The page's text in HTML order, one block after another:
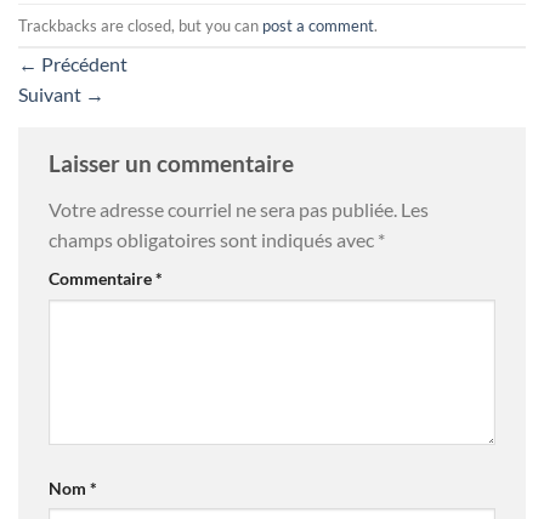
Trackbacks are closed, but you can post a comment.
← Précédent
Suivant →
Laisser un commentaire
Votre adresse courriel ne sera pas publiée. Les
champs obligatoires sont indiqués avec *
Commentaire*
Nom *